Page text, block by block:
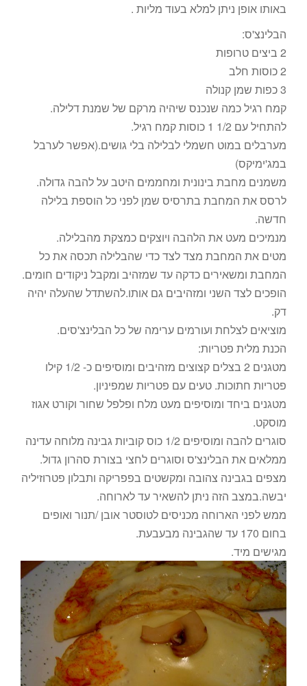
באותו אופן ניתן למלא בעוד מליות .
הבלינצ'ס:
2 ביצים טרופות
2 כוסות חלב
3 כפות שמן קנולה
קמח רגיל כמה שנכנס שיהיה מרקם של שמנת דלילה.
להתחיל עם 1/2 1 כוסות קמח רגיל.
מערבלים במוט חשמלי לבלילה בלי גושים.(אפשר לערבל
במג'ימיקס)
משמנים מחבת בינונית ומחממים היטב על להבה גדולה.
לרסס את המחבת בתרסיס שמן לפני כל הוספת בלילה
חדשה.
מנמיכים מעט את הלהבה ויוצקים כמצקת מהבלילה.
מטים את המחבת מצד לצד כדי שהבלילה תכסה את כל
המחבת ומשאירים כדקה עד שמזהיב ומקבל ניקודים חומים.
הופכים לצד השני ומזהיבים גם אותו.להשתדל שהעלה יהיה
דק.
מוציאים לצלחת ועורמים ערימה של כל הבלינצ'סים.
הכנת מלית פטריות:
מטגנים 2 בצלים קצוצים מזהיבים ומוסיפים כ- 1/2 קילו
פטריות חתוכות. טעים עם פטריות שמפיניון.
מטגנים ביחד ומוסיפים מעט מלח ופלפל שחור וקורט אגוז
מוסקט.
סוגרים להבה ומוסיפים 1/2 כוס קוביות גבינה מלוחה עדינה
ממלאים את הבלינצ'ס וסוגרים לחצי בצורת סהרון גדול.
מצפים בגבינה צהובה ומקשטים בפפריקה ותבלון פטרוזיליה
יבשה.במצב הזה ניתן להשאיר עד לארוחה.
ממש לפני הארוחה מכניסים לטוסטר אובן /תנור ואופים
בחום 170 עד שהגבינה מבעבעת.
מגישים מיד.